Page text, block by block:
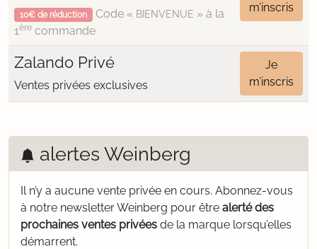
10€ de réduction Code « BIENVENUE » à la
1ère commande
m’inscris
Zalando Privé
Ventes privées exclusives
Je
m’inscris
alertes Weinberg
Il n’y a aucune vente privée en cours. Abonnez-vous
à notre newsletter Weinberg pour être alerté des
prochaines ventes privées de la marque lorsqu’elles
démarrent.